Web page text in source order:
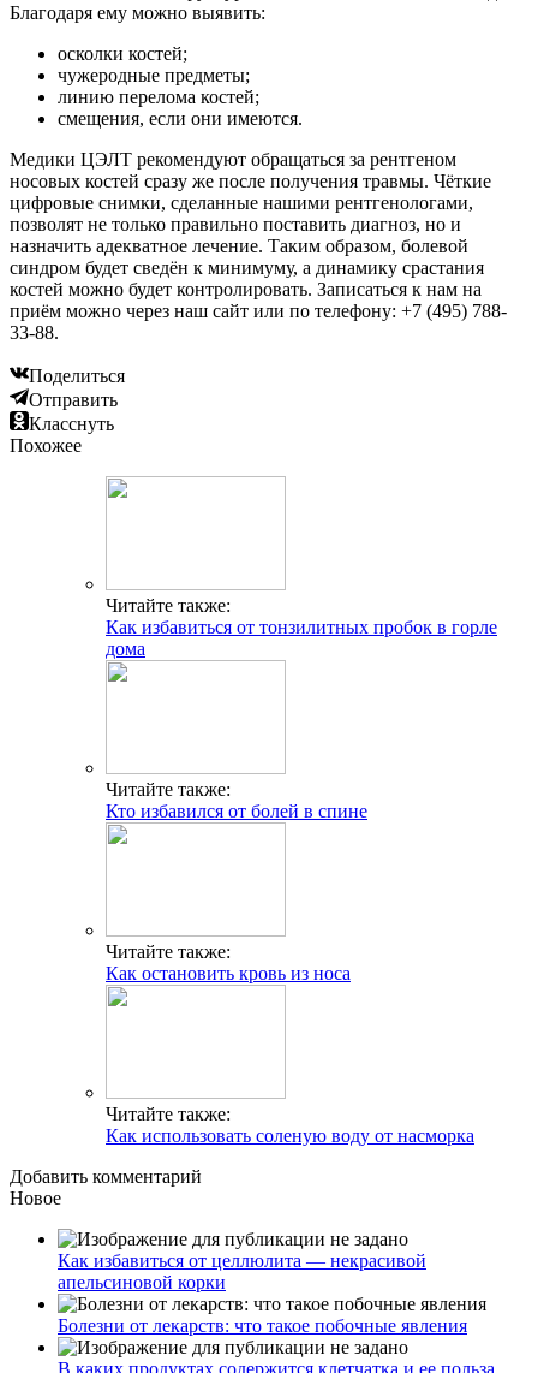
Благодаря ему можно выявить:
осколки костей;
чужеродные предметы;
линию перелома костей;
смещения, если они имеются.
Медики ЦЭЛТ рекомендуют обращаться за рентгеном
носовых костей сразу же после получения травмы. Чёткие
цифровые снимки, сделанные нашими рентгенологами,
позволят не только правильно поставить диагноз, но и
назначить адекватное лечение. Таким образом, болевой
синдром будет сведён к минимуму, а динамику срастания
костей можно будет контролировать. Записаться к нам на
приём можно через наш сайт или по телефону: +7 (495) 788-
33-88.
Поделиться
Отправить
Класснуть
Похожее
Читайте также:
Как избавиться от тонзилитных пробок в горле
дома
Читайте также:
Кто избавился от болей в спине
Читайте также:
Как остановить кровь из носа
Читайте также:
Как использовать соленую воду от насморка
Добавить комментарий
Новое
Как избавиться от целлюлита — некрасивой
апельсиновой корки
Болезни от лекарств: что такое побочные явления